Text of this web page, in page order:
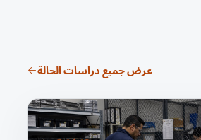
عرض جميع دراسات الحالة